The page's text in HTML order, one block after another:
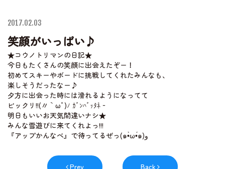
宿泊案内
神鍋高原体育館
ライブカメラ
2017.02.03
笑顔がいっぱい♪
★コウノトリマンの日記★
今日もたくさんの笑顔に出会えたぞー！
初めてスキーやボードに挑戦してくれたみんなも、
楽しそうだったなー♪
夕方に出会った時には滑れるようになってて
ビックリ!!(〃｀ωﾟ)ﾉ ｶﾞﾝﾊﾞｯﾀﾈ‐
明日もいいお天気間違いナシ★
みんな雪遊びに来てくれよっ!!!
『アップかんなべ』で待ってるぜっ(๑•̀ω•́๑)و
Prev Back